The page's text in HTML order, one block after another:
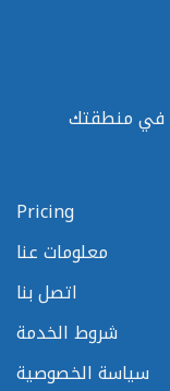
في منطقتك
Pricing
معلومات عنا
اتصل بنا
شروط الخدمة
سياسة الخصوصية